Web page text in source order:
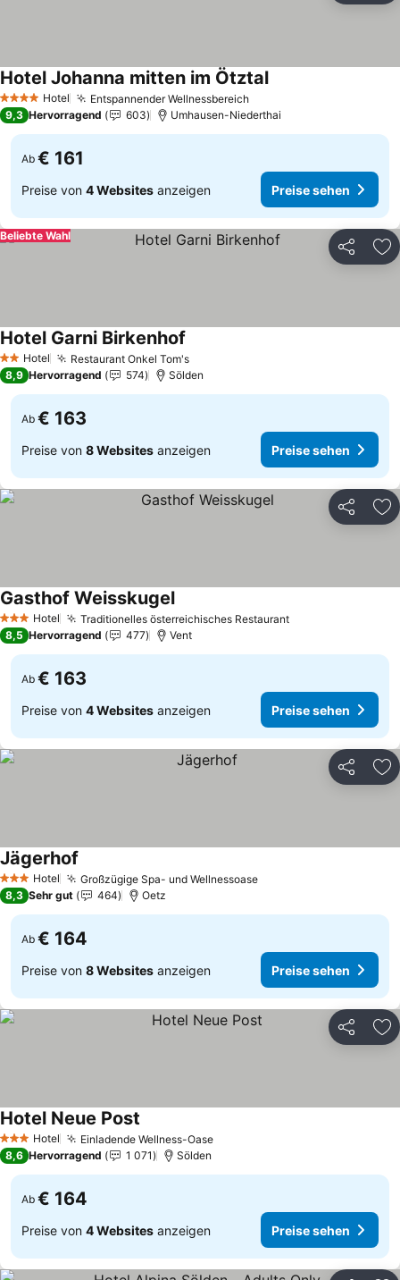
4 Sterne Hotel Entspannender Wellnessbereich
Hotel Johanna mitten im Ötztal
9,3 Hervorragend 603 Umhausen-Niederthai
Ab € 161
Preise von 4 Websites anzeigen Preise sehen
Teilen
Beliebte Wahl
2 Sterne
Hotel Restaurant Onkel Tom's
Hotel Garni Birkenhof
8,9 Hervorragend 574 Sölden
Ab € 163
Preise von 8 Websites anzeigen Preise sehen
Teilen
3 SterneHotel Traditionelles österreichisches Restaurant
Gasthof Weisskugel
8,5 Hervorragend 477 Vent
Ab € 163
Preise von 4 Websites anzeigen Preise sehen
Teilen
3 SterneHotel Großzügige Spa- und Wellnessoase
Jägerhof
8,3 Sehr gut 464 Oetz
Ab € 164
Preise von 8 Websites anzeigen Preise sehen
Teilen
3 SterneHotel Einladende Wellness-Oase
Hotel Neue Post
8,6 Hervorragend 1 071 Sölden
Ab € 164
Preise von 4 Websites anzeigen Preise sehen